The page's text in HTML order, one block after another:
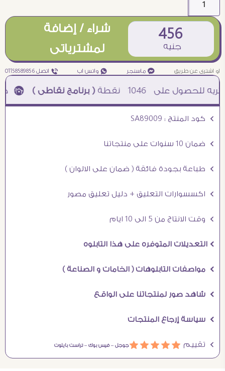
456
جنيه
شراء / إضافة
لمشترياتى
او اشترى عن طريق ¥ ماسنجر ₧ واتس اب ƒ اتصل 01158589856
1046 نقطة( برنامج نقاطى )à خصم 5% للعملاء الجدد à شحن مجانى عند الشراء ب 4000 جنيه à
Ö كود المنتج : SA89009
Ö ضمان 10 سنوات على منتجاتنا
Ö طباعة بجودة فائقة ( ضمان على الالوان )
Ö اكسسوارات التعليق + دليل تعليق مصور
Ö وقت الانتاج من 5 الى 10 ايام
Ö التعديلات المتوفره على هذا التابلوه
Ö مواصفات التابلوهات ( الخامات و الصناعة )
Ö شاهد صور لمنتجاتنا على الواقع
Ö سياسة إرجاع المنتجات
Ö تقييم áááááجوجل –فيس بوك –تراست بايلوت